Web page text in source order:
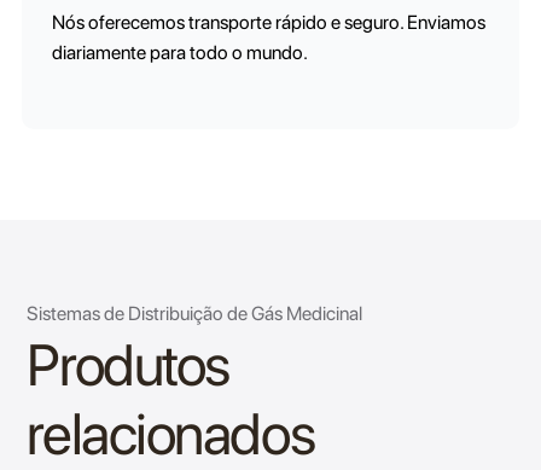
Nós oferecemos transporte rápido e seguro. Enviamos
diariamente para todo o mundo.
Sistemas de Distribuição de Gás Medicinal
Produtos
relacionados